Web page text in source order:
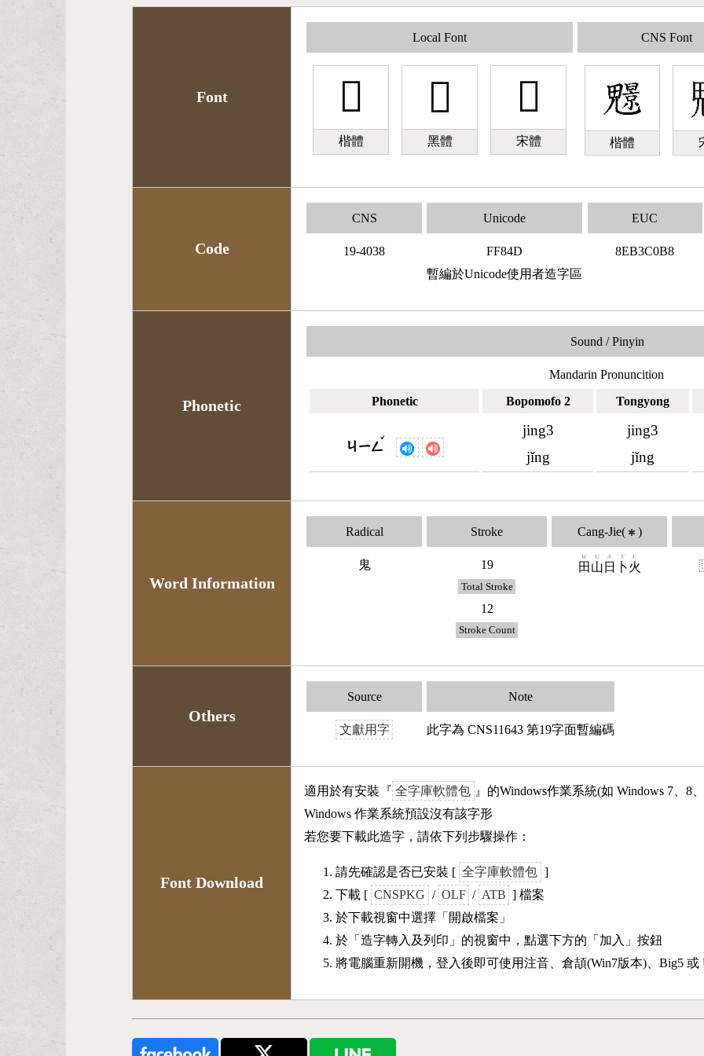
Font
Local Font
󿡍
楷體
󿡍
黑體
󿡍
宋體
CNS Font
楷體
Code
CNS
19-4038
Unicode
FF84D
暫編於Unicode使用者造字區
EUC
8EB3C0B8
Phonetic
Sound / Pinyin
Mandarin Pronuncition
Phonetic
Bopomofo 2 Tongyong
ㄐㄧㄥ
ˇ
jing3
jǐng
jing3
jǐng
Word Information
Radical
鬼
Stroke
19
Total Stroke
12
Stroke Count
Cang-Jie( ✱ )
田
W
山
U
日
A
卜
Y
火
F
Others
Source
文獻用字
Note
此字為 CNS11643 第19字面暫編碼
Font Download
適用於有安裝『 全字庫軟體包 』的Windows作業系統(如 Windows 7、8
Windows 作業系統預設沒有該字形
若您要下載此造字，請依下列步驟操作：
請先確認是否已安裝 [ 全字庫軟體包 ]
下載 [ CNSPKG / OLF / ATB ] 檔案
於下載視窗中選擇「開啟檔案」
於「造字轉入及列印」的視窗中，點選下方的「加入」按鈕
將電腦重新開機，登入後即可使用注音、倉頡(Win7版本)、Big5 或